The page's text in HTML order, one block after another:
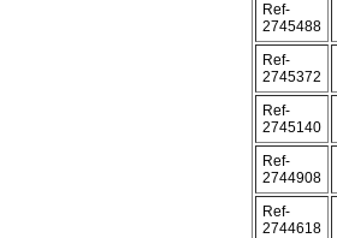
Ref-
2745488
Ref-
2745372
Ref-
2745140
Ref-
2744908
Ref-
2744618